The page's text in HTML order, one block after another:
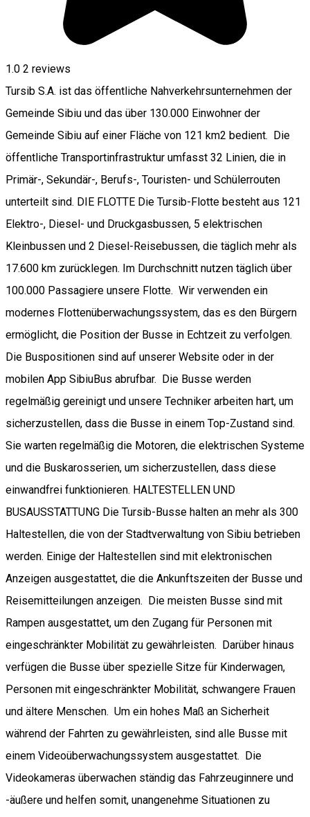
1.0 2 reviews
Tursib S.A. ist das öffentliche Nahverkehrsunternehmen der
Gemeinde Sibiu und das über 130.000 Einwohner der
Gemeinde Sibiu auf einer Fläche von 121 km2 bedient. Die
öffentliche Transportinfrastruktur umfasst 32 Linien, die in
Primär-, Sekundär-, Berufs-, Touristen- und Schülerrouten
unterteilt sind. DIE FLOTTE Die Tursib-Flotte besteht aus 121
Elektro-, Diesel- und Druckgasbussen, 5 elektrischen
Kleinbussen und 2 Diesel-Reisebussen, die täglich mehr als
17.600 km zurücklegen. Im Durchschnitt nutzen täglich über
100.000 Passagiere unsere Flotte. Wir verwenden ein
modernes Flottenüberwachungssystem, das es den Bürgern
ermöglicht, die Position der Busse in Echtzeit zu verfolgen.
Die Buspositionen sind auf unserer Website oder in der
mobilen App SibiuBus abrufbar. Die Busse werden
regelmäßig gereinigt und unsere Techniker arbeiten hart, um
sicherzustellen, dass die Busse in einem Top-Zustand sind.
Sie warten regelmäßig die Motoren, die elektrischen Systeme
und die Buskarosserien, um sicherzustellen, dass diese
einwandfrei funktionieren. HALTESTELLEN UND
BUSAUSSTATTUNG Die Tursib-Busse halten an mehr als 300
Haltestellen, die von der Stadtverwaltung von Sibiu betrieben
werden. Einige der Haltestellen sind mit elektronischen
Anzeigen ausgestattet, die die Ankunftszeiten der Busse und
Reisemitteilungen anzeigen. Die meisten Busse sind mit
Rampen ausgestattet, um den Zugang für Personen mit
eingeschränkter Mobilität zu gewährleisten. Darüber hinaus
verfügen die Busse über spezielle Sitze für Kinderwagen,
Personen mit eingeschränkter Mobilität, schwangere Frauen
und ältere Menschen. Um ein hohes Maß an Sicherheit
während der Fahrten zu gewährleisten, sind alle Busse mit
einem Videoüberwachungssystem ausgestattet. Die
Videokameras überwachen ständig das Fahrzeuginnere und
-äußere und helfen somit, unangenehme Situationen zu